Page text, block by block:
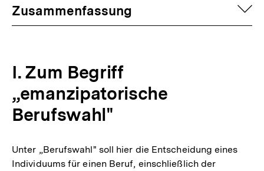
Zusammenfassung
I. Zum Begriff
„emanzipatorische
Berufswahl"
Unter „Berufswahl" soll hier die Entscheidung eines
Individuums für einen Beruf, einschließlich der